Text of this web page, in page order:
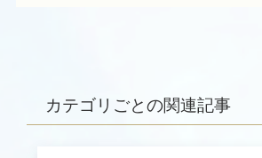
カテゴリごとの関連記事